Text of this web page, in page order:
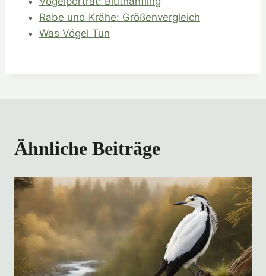
Rabe und Krähe: Größenvergleich
Was Vögel Tun
Ähnliche Beiträge